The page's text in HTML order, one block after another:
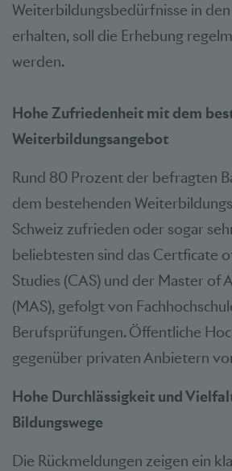
Weiterbildungsbedürfnisse in den
erhalten, soll die Erhebung
werden.
Hohe Zufriedenheit mit dem
Weiterbildungsangebot
Rund 80 Prozent der befragten
dem bestehenden
Schweiz zufrieden oder sogar
beliebtesten sind das Certficate
Studies (CAS) und der Master of
(MAS), gefolgt von
Berufsprüfungen. Öffentliche
gegenüber privaten Anbietern
Hohe Durchlässigkeit und
Bildungswege
Die Rückmeldungen zeigen ein